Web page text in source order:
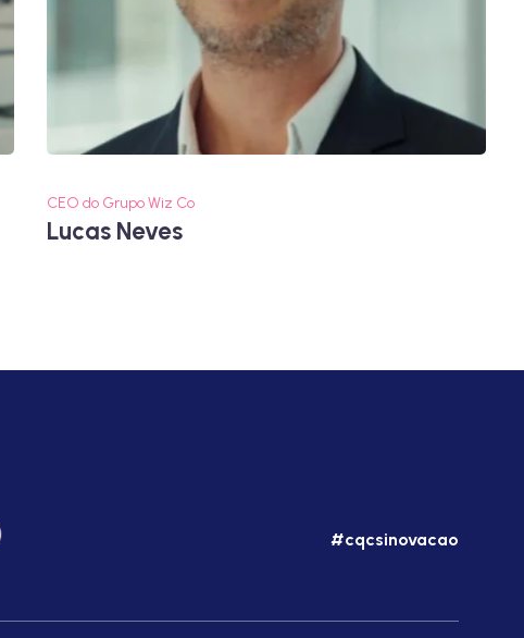
CEO do Grupo Wiz Co
Lucas Neves
#cqcsinovacao